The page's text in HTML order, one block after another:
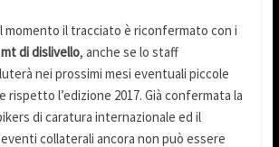
momento il tracciato è riconfermato con i
di dislivello, anche se lo staff
nei prossimi mesi eventuali piccole
rispetto l’edizione 2017. Già confermata la
di caratura internazionale ed il
collaterali ancora non può essere